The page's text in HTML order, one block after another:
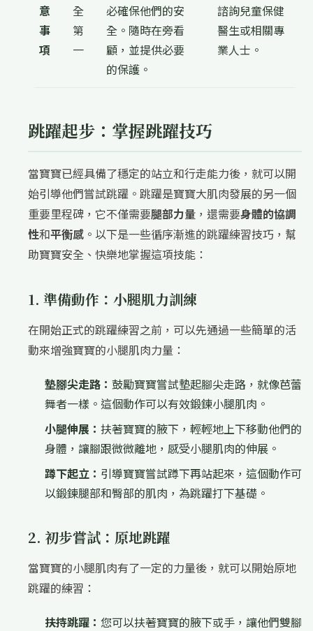
意
事
項
全
第
一
必確保他們的安
全。隨時在旁看
顧，並提供必要
的保護。
諮詢兒童保健
醫生或相關專
業人士。
跳躍起步：掌握跳躍技巧
當寶寶已經具備了穩定的站立和行走能力後，就可以開
始引導他們嘗試跳躍。跳躍是寶寶大肌肉發展的另一個
重要里程碑，它不僅需要腿部力量 ，還需要身體的協調
性和平衡感 。以下是一些循序漸進的跳躍練習技巧，幫
助寶寶安全、快樂地掌握這項技能：
1. 準備動作：小腿肌力訓練
在開始正式的跳躍練習之前，可以先通過一些簡單的活
動來增強寶寶的小腿肌肉力量：
墊腳尖走路： 鼓勵寶寶嘗試墊起腳尖走路，就像芭蕾
舞者一樣。這個動作可以有效鍛鍊小腿肌肉。
小腿伸展： 扶著寶寶的腋下，輕輕地上下移動他們的
身體，讓腳跟微微離地，感受小腿肌肉的伸展。
蹲下起立： 引導寶寶嘗試蹲下再站起來，這個動作可
以鍛鍊腿部和臀部的肌肉，為跳躍打下基礎。
2. 初步嘗試：原地跳躍
當寶寶的小腿肌肉有了一定的力量後，就可以開始原地
跳躍的練習：
扶持跳躍： 您可以扶著寶寶的腋下或手，讓他們雙腳